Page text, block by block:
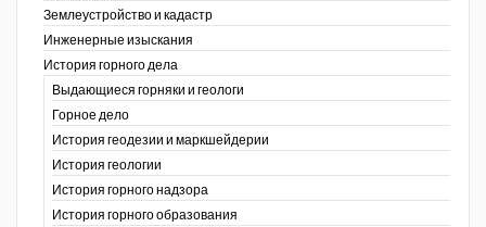
Землеустройство и кадастр
Инженерные изыскания
История горного дела
Выдающиеся горняки и геологи
Горное дело
История геодезии и маркшейдерии
История геологии
История горного надзора
История горного образования